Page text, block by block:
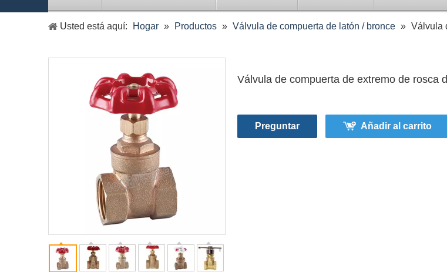
Usted está aquí: Hogar » Productos » Válvula de compuerta de latón / bronce » Válvula
Válvula de compuerta de extremo de rosca
Preguntar Añadir al carrito